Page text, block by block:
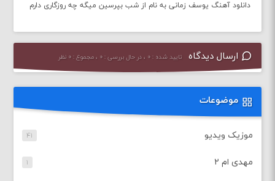
دانلود آهنگ یوسف زمانی به نام از شب بپرسین میگه چه روزگاری دارم
ارسال دیدگاه تایید شده : ۰ ، در حال بررسی : ۰ ، مجموع : ۰ نظر
موضوعات
موزیک ویدیو ۴۱
مهدی ام ۲ ۱